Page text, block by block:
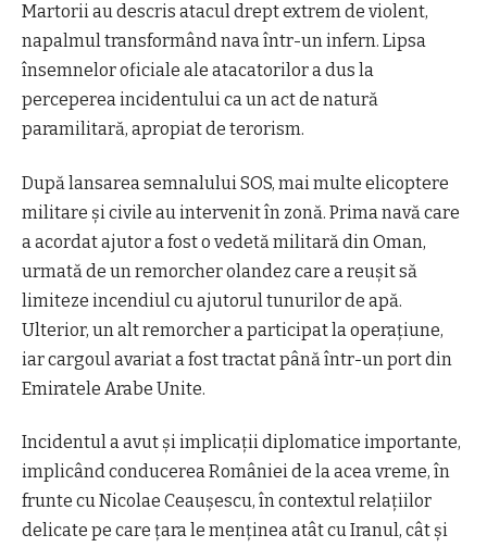
Martorii au descris atacul drept extrem de violent,
napalmul transformând nava într-un infern. Lipsa
însemnelor oficiale ale atacatorilor a dus la
perceperea incidentului ca un act de natură
paramilitară, apropiat de terorism.
După lansarea semnalului SOS, mai multe elicoptere
militare și civile au intervenit în zonă. Prima navă care
a acordat ajutor a fost o vedetă militară din Oman,
urmată de un remorcher olandez care a reușit să
limiteze incendiul cu ajutorul tunurilor de apă.
Ulterior, un alt remorcher a participat la operațiune,
iar cargoul avariat a fost tractat până într-un port din
Emiratele Arabe Unite.
Incidentul a avut și implicații diplomatice importante,
implicând conducerea României de la acea vreme, în
frunte cu Nicolae Ceaușescu, în contextul relațiilor
delicate pe care țara le menținea atât cu Iranul, cât și